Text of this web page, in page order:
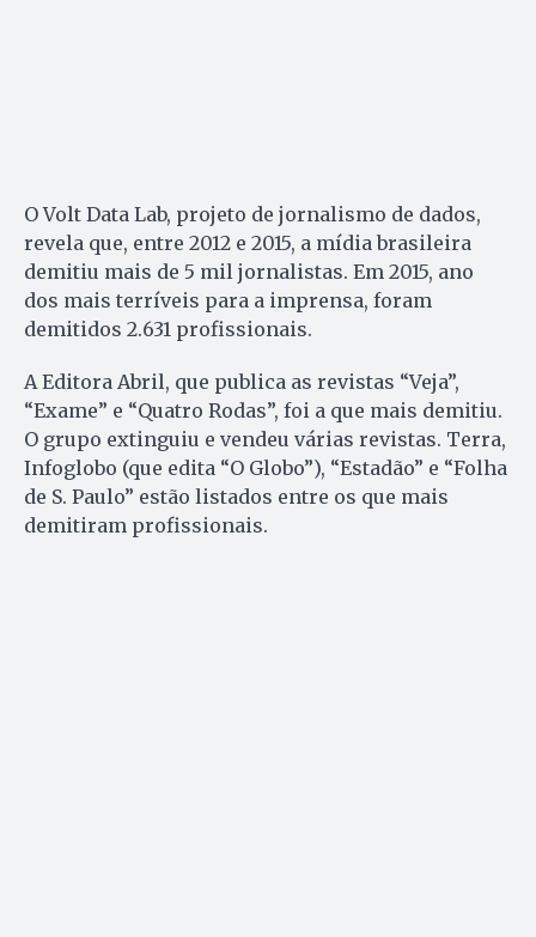
O Volt Data Lab, projeto de jornalismo de dados,
revela que, entre 2012 e 2015, a mídia brasileira
demitiu mais de 5 mil jornalistas. Em 2015, ano
dos mais terríveis para a imprensa, foram
demitidos 2.631 profissionais.
A Editora Abril, que publica as revistas “Veja”,
“Exame” e “Quatro Rodas”, foi a que mais demitiu.
O grupo extinguiu e vendeu várias revistas. Terra,
Infoglobo (que edita “O Globo”), “Estadão” e “Folha
de S. Paulo” estão listados entre os que mais
demitiram profissionais.